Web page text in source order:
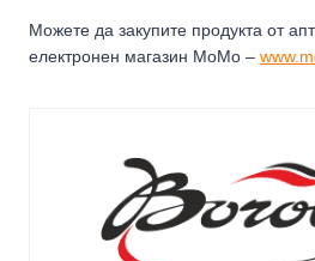
Можете да закупите продукта от
електронен магазин MoMo –